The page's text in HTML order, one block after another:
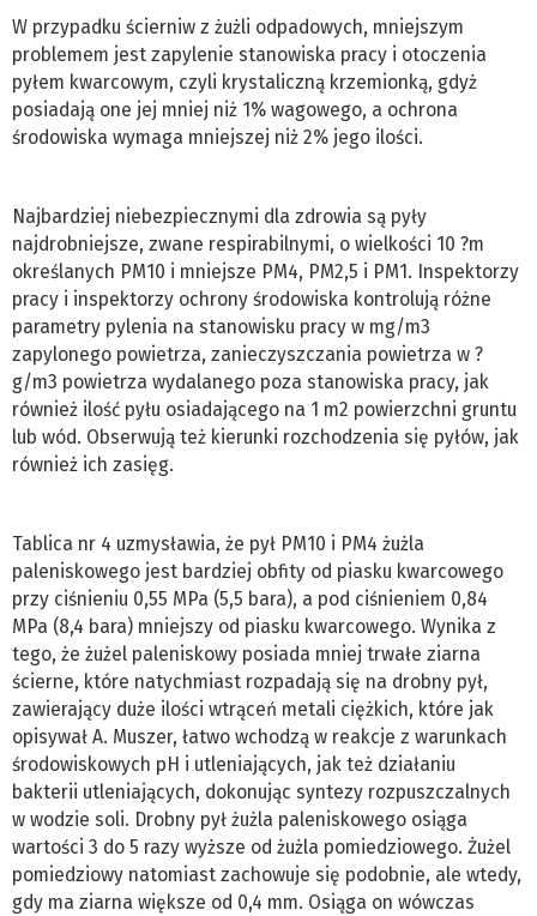
W przypadku ścierniw z żużli odpadowych, mniejszym
problemem jest zapylenie stanowiska pracy i otoczenia
pyłem kwarcowym, czyli krystaliczną krzemionką, gdyż
posiadają one jej mniej niż 1% wagowego, a ochrona
środowiska wymaga mniejszej niż 2% jego ilości.
Najbardziej niebezpiecznymi dla zdrowia są pyły
najdrobniejsze, zwane respirabilnymi, o wielkości 10 ?m
określanych PM10 i mniejsze PM4, PM2,5 i PM1. Inspektorzy
pracy i inspektorzy ochrony środowiska kontrolują różne
parametry pylenia na stanowisku pracy w mg/m3
zapylonego powietrza, zanieczyszczania powietrza w ?
g/m3 powietrza wydalanego poza stanowiska pracy, jak
również ilość pyłu osiadającego na 1 m2 powierzchni gruntu
lub wód. Obserwują też kierunki rozchodzenia się pyłów, jak
również ich zasięg.
Tablica nr 4 uzmysławia, że pył PM10 i PM4 żużla
paleniskowego jest bardziej obfity od piasku kwarcowego
przy ciśnieniu 0,55 MPa (5,5 bara), a pod ciśnieniem 0,84
MPa (8,4 bara) mniejszy od piasku kwarcowego. Wynika z
tego, że żużel paleniskowy posiada mniej trwałe ziarna
ścierne, które natychmiast rozpadają się na drobny pył,
zawierający duże ilości wtrąceń metali ciężkich, które jak
opisywał A. Muszer, łatwo wchodzą w reakcje z warunkach
środowiskowych pH i utleniających, jak też działaniu
bakterii utleniających, dokonując syntezy rozpuszczalnych
w wodzie soli. Drobny pył żużla paleniskowego osiąga
wartości 3 do 5 razy wyższe od żużla pomiedziowego. Żużel
pomiedziowy natomiast zachowuje się podobnie, ale wtedy,
gdy ma ziarna większe od 0,4 mm. Osiąga on wówczas